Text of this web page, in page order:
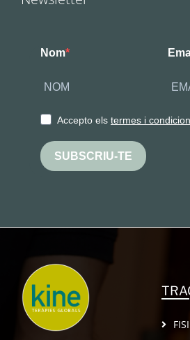
Nom
Accepto els termes i
SUBSCRIU-TE